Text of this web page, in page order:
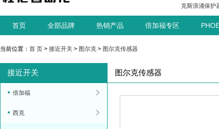
克斯浪涌保护
首页 全部品牌 热销产品 倍加福专区
当前位置： 首 页 > 接近开关 > 图尔克 > 图尔克传感器
接近开关
倍加福
西克
图尔克传感器